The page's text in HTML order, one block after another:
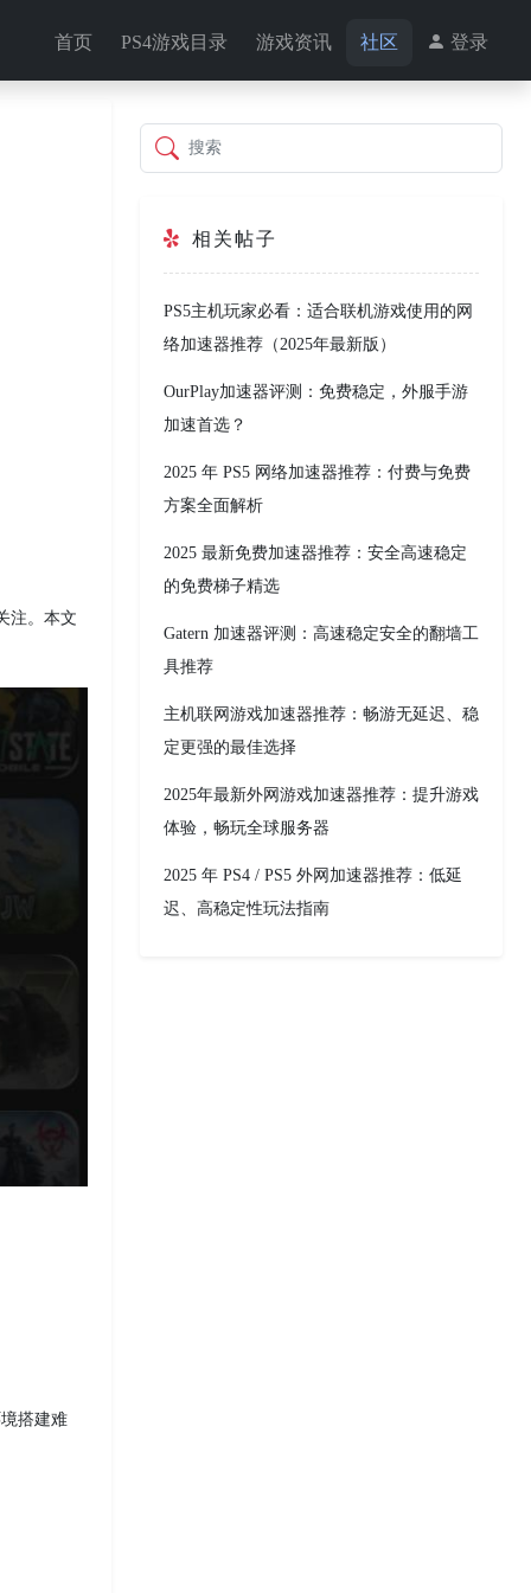
首页 PS4游戏目录 游戏资讯 社区 登录
注。本文
搭建难
搜索
相关帖子
PS5主机玩家必看：适合联机游戏使用的网
络加速器推荐（2025年最新版）
OurPlay加速器评测：免费稳定，外服手游
加速首选？
2025 年 PS5 网络加速器推荐：付费与免费
方案全面解析
2025 最新免费加速器推荐：安全高速稳定
的免费梯子精选
Gatern 加速器评测：高速稳定安全的翻墙工
具推荐
主机联网游戏加速器推荐：畅游无延迟、稳
定更强的最佳选择
2025年最新外网游戏加速器推荐：提升游戏
体验，畅玩全球服务器
2025 年 PS4 / PS5 外网加速器推荐：低延
迟、高稳定性玩法指南